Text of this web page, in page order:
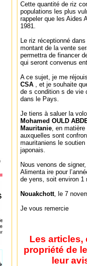
Cette quantité de riz
populations les plus
rappeler que les Aides
1981.
Le riz réceptionné
montant de la vente
permettra de financer
qui seront convenus
A ce sujet, je me
CSA , et je souhaite
de s condition s de vie
dans le Pays.
Je tiens à saluer la
Mohamed OULD
Mauritanie, en matière
auxquelles sont
mauritaniens le
japonais.
Nous venons de
Alimenta ire pour
de yens, soit environ 1
Nouakchott, le 7
Je vous remercie
Les articles,
propriété de
leur